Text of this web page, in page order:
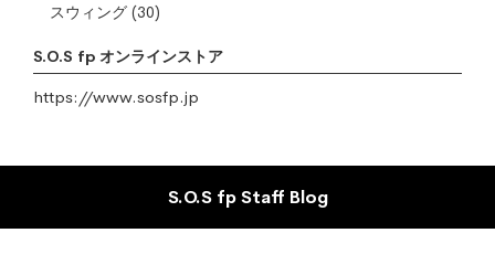
スウィング (30)
S.O.S fp オンラインストア
https://www.sosfp.jp
S.O.S fp Staff Blog